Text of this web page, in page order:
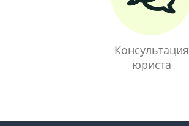
Консультация
юриста